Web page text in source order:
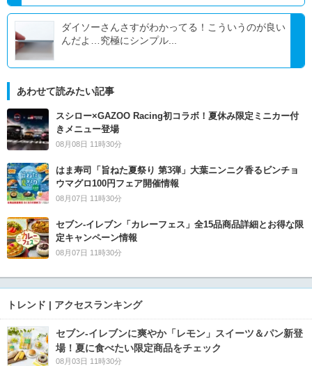
ダイソーさんさすがわかってる！こういうのが良い
んだよ…究極にシンプル...
あわせて読みたい記事
スシロー×GAZOO Racing初コラボ！夏休み限定ミニカー付
きメニュー登場
08月08日 11時30分
はま寿司「旨ねた夏祭り 第3弾」大葉ニンニク香るビンチョ
ウマグロ100円フェア開催情報
08月07日 11時30分
セブン‐イレブン「カレーフェス」全15品商品詳細とお得な限
定キャンペーン情報
08月07日 11時30分
トレンド | アクセスランキング
セブン‐イレブンに爽やか「レモン」スイーツ＆パン新登
場！夏に食べたい限定商品をチェック
08月03日 11時30分